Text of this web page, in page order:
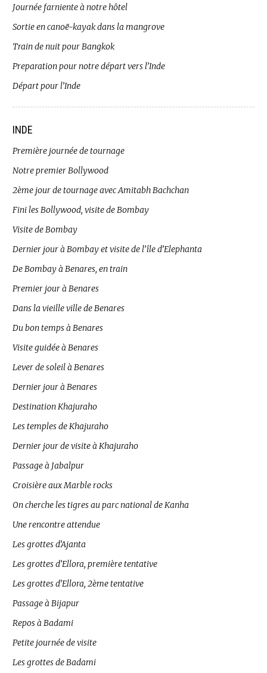
Journée farniente à notre hôtel
Sortie en canoë-kayak dans la mangrove
Train de nuit pour Bangkok
Preparation pour notre départ vers l’Inde
Départ pour l’Inde
INDE
Première journée de tournage
Notre premier Bollywood
2ème jour de tournage avec Amitabh Bachchan
Fini les Bollywood, visite de Bombay
Visite de Bombay
Dernier jour à Bombay et visite de l’île d’Elephanta
De Bombay à Benares, en train
Premier jour à Benares
Dans la vieille ville de Benares
Du bon temps à Benares
Visite guidée à Benares
Lever de soleil à Benares
Dernier jour à Benares
Destination Khajuraho
Les temples de Khajuraho
Dernier jour de visite à Khajuraho
Passage à Jabalpur
Croisière aux Marble rocks
On cherche les tigres au parc national de Kanha
Une rencontre attendue
Les grottes d’Ajanta
Les grottes d’Ellora, première tentative
Les grottes d’Ellora, 2ème tentative
Passage à Bijapur
Repos à Badami
Petite journée de visite
Les grottes de Badami